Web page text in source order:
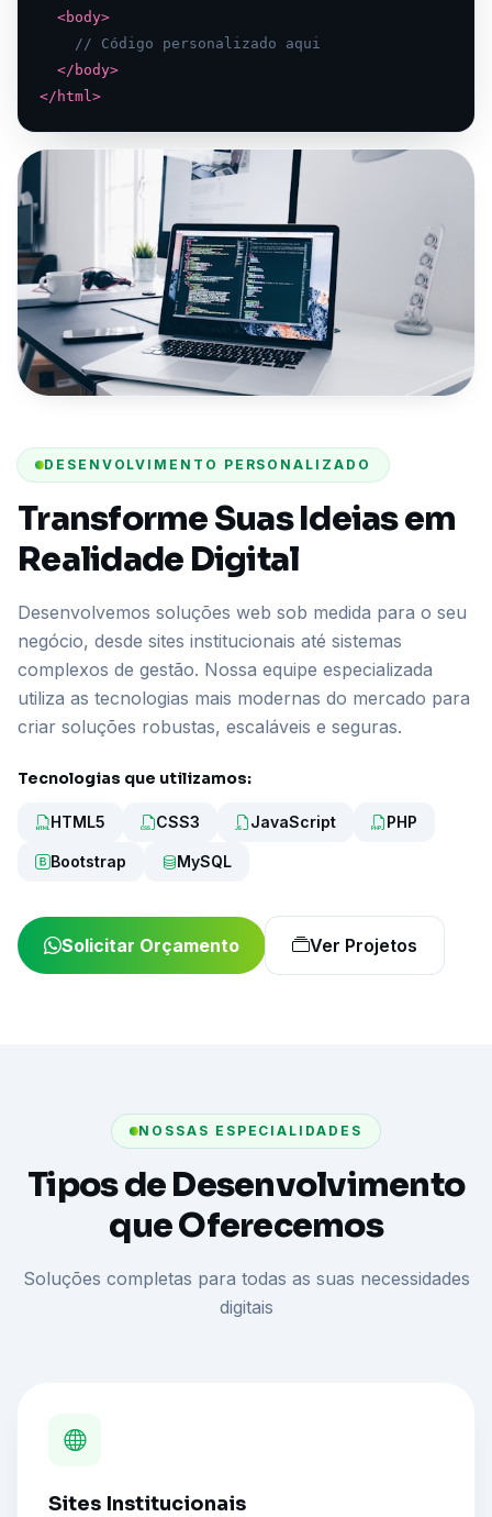
<body>
// Código personalizado aqui
</body>
</html>
DESENVOLVIMENTO PERSONALIZADO
Transforme Suas Ideias em
Realidade Digital
Desenvolvemos soluções web sob medida para o seu
negócio, desde sites institucionais até sistemas
complexos de gestão. Nossa equipe especializada
utiliza as tecnologias mais modernas do mercado para
criar soluções robustas, escaláveis e seguras.
Tecnologias que utilizamos:
HTML5 CSS3 JavaScript PHP
Bootstrap MySQL
Solicitar Orçamento Ver Projetos
NOSSAS ESPECIALIDADES
Tipos de Desenvolvimento
que Oferecemos
Soluções completas para todas as suas necessidades
digitais
Sites Institucionais